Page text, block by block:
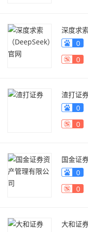
深度求
0
0
渣打证
0
0
国金证
0
0
大和证